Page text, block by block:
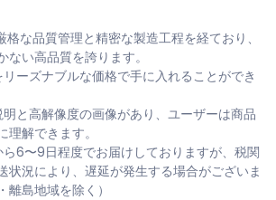
な品質管理と精密な製造工程を経ており、
い高品質を誇ります。
ーズナブルな価格で手に入れることができ
と高解像度の画像があり、ユーザーは商品
解できます。
6〜9日程度でお届けしておりますが、税関
状況により、遅延が発生する場合がございま
島地域を除く）